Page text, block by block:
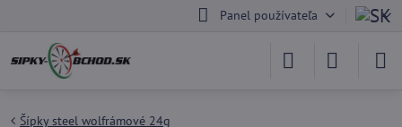
Panel používateľa
Šípky steel wolfrámové 24g